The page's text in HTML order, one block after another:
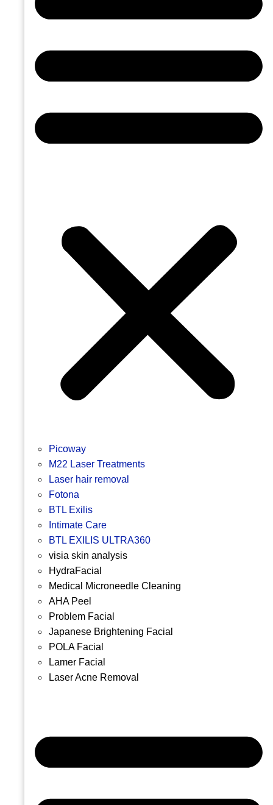
Picoway
M22 Laser Treatments
Laser hair removal
Fotona
BTL Exilis
Intimate Care
BTL EXILIS ULTRA360
visia skin analysis
HydraFacial
Medical Microneedle Cleaning
AHA Peel
Problem Facial
Japanese Brightening Facial
POLA Facial
Lamer Facial
Laser Acne Removal